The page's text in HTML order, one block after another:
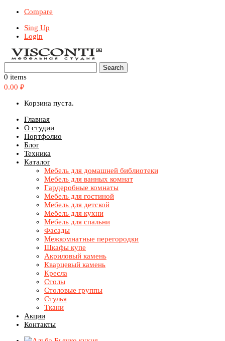
Compare
Sing Up
Login
0 items
0.00 ₽
Корзина пуста.
Главная
О студии
Портфолио
Блог
Техника
Каталог
Мебель для домашней библиотеки
Мебель для ванных комнат
Гардеробные комнаты
Мебель для гостиной
Мебель для детской
Мебель для кухни
Мебель для спальни
Фасады
Межкомнатные перегородки
Шкафы купе
Акриловый камень
Кварцевый камень
Кресла
Столы
Столовые группы
Стулья
Ткани
Акции
Контакты